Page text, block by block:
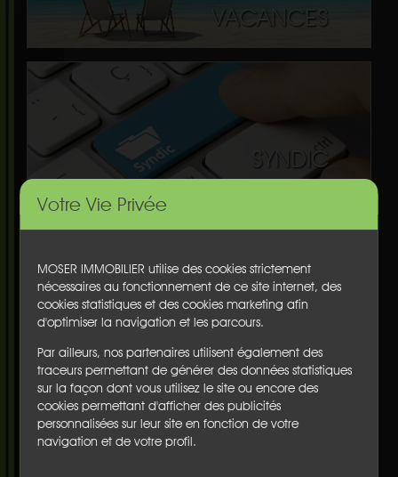
Votre Vie Privée
MOSER IMMOBILIER utilise des cookies strictement
nécessaires au fonctionnement de ce site internet, des
cookies statistiques et des cookies marketing afin
d'optimiser la navigation et les parcours.
Par ailleurs, nos partenaires utilisent également des
traceurs permettant de générer des données statistiques
sur la façon dont vous utilisez le site ou encore des
cookies permettant d'afficher des publicités
personnalisées sur leur site en fonction de votre
navigation et de votre profil.
VACANCES
SYNDIC
QUI SOMMES NOUS ?
50 ans, les agences MOSER IMMOBILIER vous
accompagnent et vous conseillent pour vos achats,
ventes, estimations,locations à l'année
de votre copropriété.
MOSER IMMOBILIER, ce sont 5 agences de proximité
àHossegor, Capbreton, Dax, Seignosse
et Angresse.